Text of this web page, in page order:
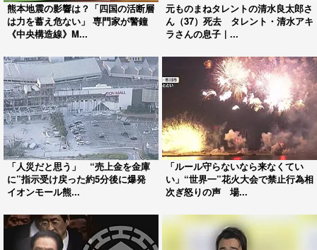
熊本地震の影響は？「四国の活断層
は力を蓄え危ない」 専門家が警鐘
《中央構造線》M...
元ものまねタレントの清水良太郎さ
ん（37）死去 タレント・清水アキ
ラさんの息子｜...
「人災だと思う」 “売上金を金庫
に”指示受け戻った約5分後に爆発
イオンモール熊...
「ルール守らないなら来なくてい
い」“世界一”花火大会で禁止行為相
次ぎ怒りの声 場...